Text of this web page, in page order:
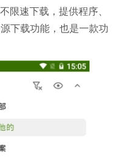
限速下载，提供程序、
下载功能，也是一款功